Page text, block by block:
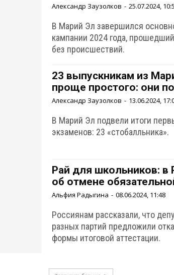
Александр Заузолков - 25.07.2024,
В Марий Эл завершился
кампании 2024 года,
без происшествий.
23 выпускникам из
проще простого: они
Александр Заузолков - 13.06.2024,
В Марий Эл подвели итоги
экзаменов: 23 «стобалльника».
Рай для школьников: в
об отмене
Альфия Радыгина - 08.06.2024, 11:48
Россиянам рассказали, что
разных партий предложили
формы итоговой аттестации.